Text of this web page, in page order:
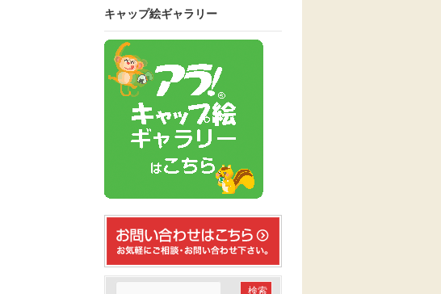
キャップ絵ギャラリー